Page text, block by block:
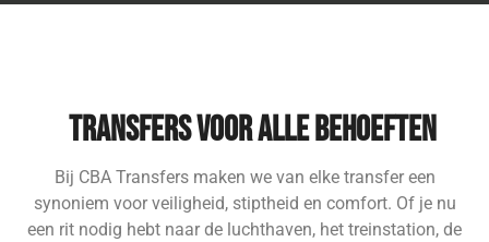
Transfers voor alle behoeften
Bij CBA Transfers maken we van elke transfer een
synoniem voor veiligheid, stiptheid en comfort. Of je nu
een rit nodig hebt naar de luchthaven, het treinstation, de